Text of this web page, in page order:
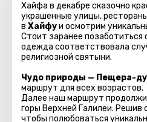
Хайфа в декабре сказочно
украшенные улицы,
в Хайфуи осмотрим
Стоит заранее позаботиться
одежда соответствовала
религиозной святыни.
Чудо природы — Пещера-
маршрут для всех возрастов.
Далее наш маршрут
горы Верхней Галилеи. Решив
чтобы полюбоваться